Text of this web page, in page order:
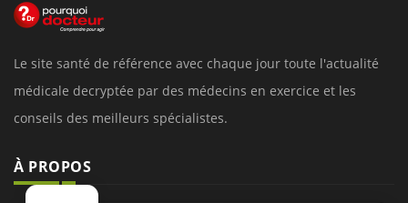
Le site santé de référence avec chaque jour toute l'actualité
médicale decryptée par des médecins en exercice et les
conseils des meilleurs spécialistes.
À PROPOS